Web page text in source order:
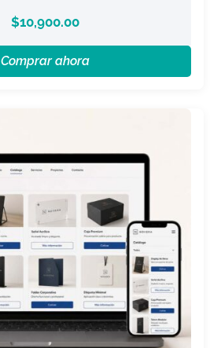
$10,900.00
Comprar ahora